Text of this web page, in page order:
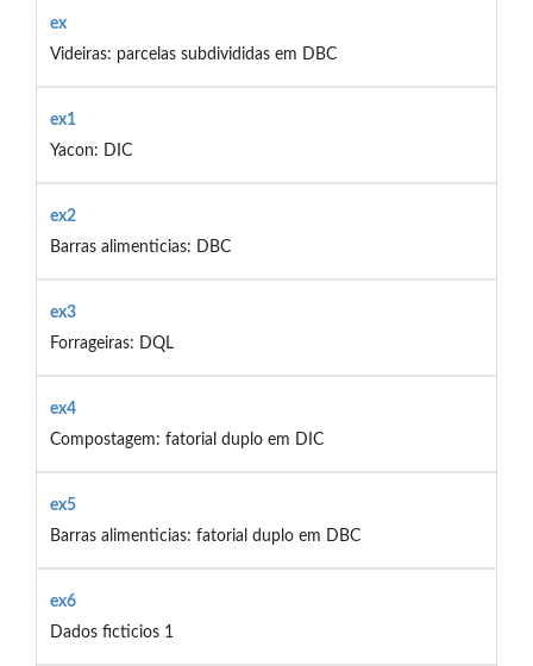
ex
Videiras: parcelas subdivididas em DBC
ex1
Yacon: DIC
ex2
Barras alimenticias: DBC
ex3
Forrageiras: DQL
ex4
Compostagem: fatorial duplo em DIC
ex5
Barras alimenticias: fatorial duplo em DBC
ex6
Dados ficticios 1